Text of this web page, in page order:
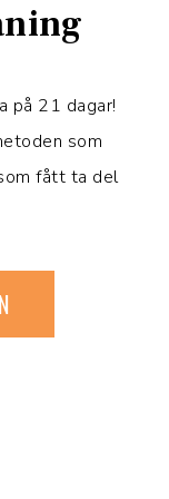
på 21 dagar!
som
fått ta del